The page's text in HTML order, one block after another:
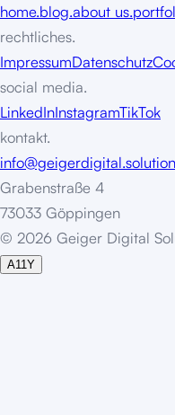
home.blog.about us.
rechtliches.
ImpressumDatenschutz
social media.
LinkedInInstagramTikTok
kontakt.
Grabenstraße 4
73033 Göppingen
© 2026 Geiger Digital Sol
A11Y